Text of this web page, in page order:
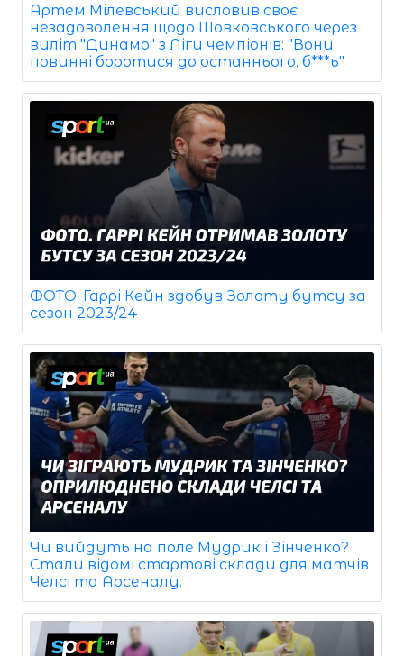
Артем Мілевський висловив своє
незадоволення щодо Шовковського через
виліт "Динамо" з Ліги чемпіонів: "Вони
повинні боротися до останнього, б***ь"
ФОТО. Гаррі Кейн здобув Золоту бутсу за
сезон 2023/24
Чи вийдуть на поле Мудрик і Зінченко?
Стали відомі стартові склади для матчів
Челсі та Арсеналу.